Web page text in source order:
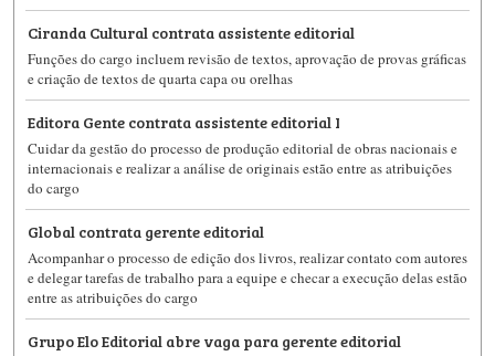
Ciranda Cultural contrata assistente editorial
Funções do cargo incluem revisão de textos, aprovação de provas gráficas
e criação de textos de quarta capa ou orelhas
Editora Gente contrata assistente editorial I
Cuidar da gestão do processo de produção editorial de obras nacionais e
internacionais e realizar a análise de originais estão entre as atribuições
do cargo
Global contrata gerente editorial
Acompanhar o processo de edição dos livros, realizar contato com autores
e delegar tarefas de trabalho para a equipe e checar a execução delas estão
entre as atribuições do cargo
Grupo Elo Editorial abre vaga para gerente editorial